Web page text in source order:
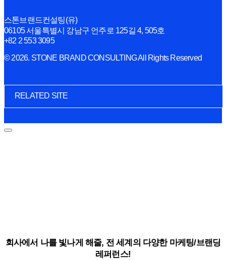
스톤브랜드컨설팅(유)
06105 서울특별시 강남구 언주로 125길 4, 505호
+82 2 553 3095
© 2026. STONE BRAND CONSULTING All Rights Reserved
RELATED SITE
회사에서 나를 빛나게 해줄, 전 세계의 다양한 마케팅/브랜딩
레퍼런스!